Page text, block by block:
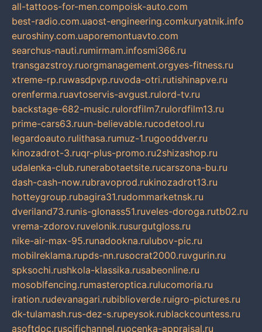
all-tattoos-for-men.compoisk-auto.com
best-radio.com.uaost-engineering.comkuryatnik.info
euroshiny.com.uaporemontuavto.com
searchus-nauti.rumirmam.infosmi366.ru
transgazstroy.ruorgmanagement.orgyes-fitness.ru
xtreme-rp.ruwasdpvp.ruvoda-otri.rutishinapve.ru
orenferma.ruavtoservis-avgust.rulord-tv.ru
backstage-682-music.rulordfilm7.rulordfilm13.ru
prime-cars63.ruun-believable.rucodetool.ru
legardoauto.rulithasa.rumuz-1.rugooddver.ru
kinozadrot-3.ruqr-plus-promo.ru2shizashop.ru
udalenka-club.runerabotaetsite.rucarszona-bu.ru
dash-cash-now.rubravoprod.rukinozadrot13.ru
hotteygroup.rubagira31.rudommarketnsk.ru
dveriland73.runis-glonass51.ruveles-doroga.rutb02.ru
vrema-zdorov.ruvelonik.rusurgutgloss.ru
nike-air-max-95.runadookna.rulubov-pic.ru
mobilreklama.rupds-nn.rusocrat2000.ruvgurin.ru
spksochi.rushkola-klassika.rusabeonline.ru
mosoblfencing.rumasteroptica.rulucomoria.ru
iration.rudevanagari.rubiblioverde.ruigro-pictures.ru
dk-tulamash.rus-dez-s.rupeysok.rublackcountess.ru
asoftdoc.ruscifichannel.ruocenka-appraisal.ru